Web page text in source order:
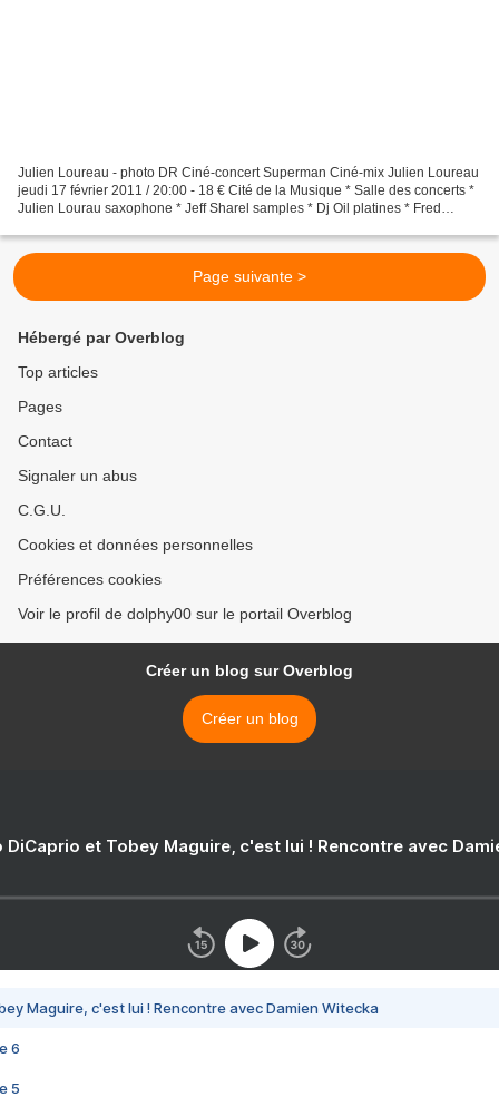
Julien Loureau - photo DR Ciné-concert Superman Ciné-mix Julien Loureau
jeudi 17 février 2011 / 20:00 - 18 € Cité de la Musique * Salle des concerts *
Julien Lourau saxophone * Jeff Sharel samples * Dj Oil platines * Fred
Page suivante >
Hébergé par Overblog
Top articles
Pages
Contact
Signaler un abus
C.G.U.
Cookies et données personnelles
Préférences cookies
Voir le profil de dolphy00 sur le portail Overblog
Créer un blog sur Overblog
Créer un blog
DiCaprio et Tobey Maguire, c'est lui ! Rencontre avec
Maguire, c'est lui ! Rencontre avec Damien Witecka
6
5